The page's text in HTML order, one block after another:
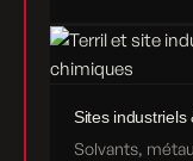
Sites industriels
Solvants,